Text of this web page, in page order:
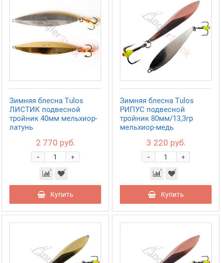
Зимняя блесна Tulos
ЛИСТИК подвесной
тройник 40мм мельхиор-
латунь
2 770 руб.
+
-
Купить
Зимняя блесна Tulos
РИПУС подвесной
тройник 80мм/13,3гр
мельхиор-медь
3 220 руб.
+
-
Купить